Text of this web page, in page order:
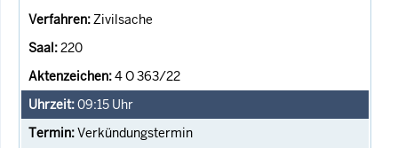
Zivilsache
220
4 O 363/22
09:15 Uhr
Verkündungstermin